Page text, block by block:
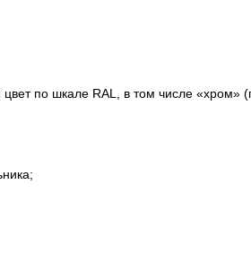
по шкале RAL, в том числе «хром»